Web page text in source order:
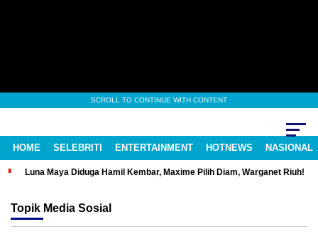
SCROLL TO CONTINUE WITH CONTENT
HOME SELEBRITI ENTERTAINMENT HOTNEWS NASIONAL
Luna Maya Diduga Hamil Kembar, Maxime Pilih Diam, Warganet Riuh!
Topik Media Sosial